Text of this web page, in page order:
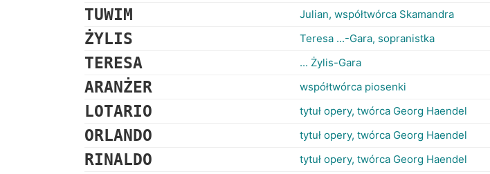
TUWIM Julian, współtwórca Skamandra
ŻYLIS Teresa ...-Gara, sopranistka
TERESA ... Żylis-Gara
ARANŻER współtwórca piosenki
LOTARIO tytuł opery, twórca Georg Haendel
ORLANDO tytuł opery, twórca Georg Haendel
RINALDO tytuł opery, twórca Georg Haendel